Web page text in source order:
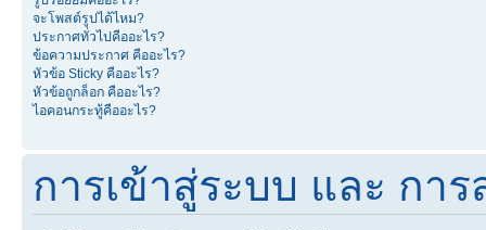
จะโพสต์รูปได้ไหม?
ประกาศทั่วไปคืออะไร?
ข้อความประกาศ คืออะไร?
หัวข้อ Sticky คืออะไร?
หัวข้อถูกล็อก คืออะไร?
ไอคอนกระทู้คืออะไร?
การเข้าสู่ระบบ และ กา